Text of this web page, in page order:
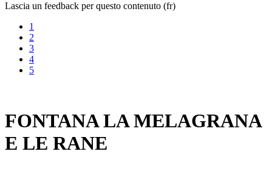
Lascia un feedback per questo contenuto (fr)
1
2
3
4
5
FONTANA LA MELAGRANA
E LE RANE